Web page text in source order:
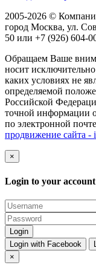
2005-2026 ©
город Москва, ул.
50 или +7 (926) 604-
Обращаем Ваше
носит
каких условиях не
определяемой
Российской
точной информации
по электронной
продвижение сайта -
×
Login to your account
Login with Facebook
×